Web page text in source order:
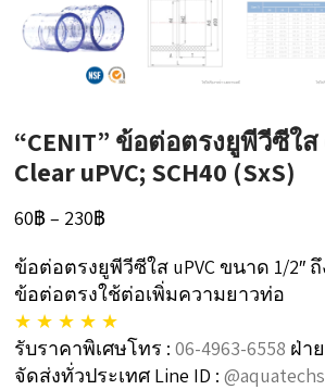
“CENIT” ข้อต่อตรงยูพีวีซีใ
Clear uPVC; SCH40 (SxS)
60฿– 230฿Price
60฿
through
230฿
ข้อต่อตรงยูพีวีซีใส uPVC ขนาด 1/2″ ถึ
ข้อต่อตรงใช้ต่อเพิ่มความยาวท่อ
★ ★ ★ ★ ★
รับราคาพิเศษโทร :06-4963-6558 ฝ่า
จัดส่งทั่วประเทศ Line ID :